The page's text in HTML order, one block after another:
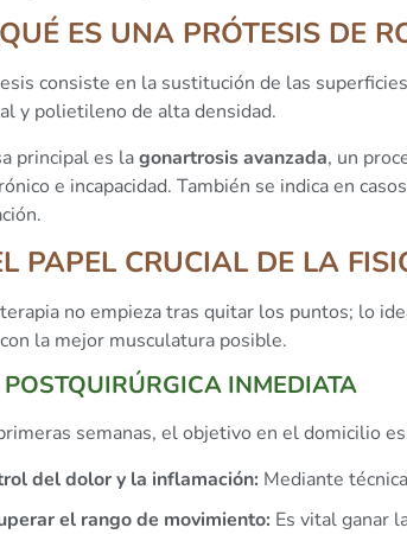
ES UNA PRÓTESIS DE
consiste en la sustitución de las
y polietileno de alta densidad.
principal es lagonartrosis avanzada, un
e incapacidad. También se indica en
PAPEL CRUCIAL DE LA
no empieza tras quitar los puntos; lo
la mejor musculatura posible.
POSTQUIRÚRGICA INMEDIATA
semanas, el objetivo en el domicilio
del dolor y la inflamación: Mediante
el rango de movimiento: Es vital ganar